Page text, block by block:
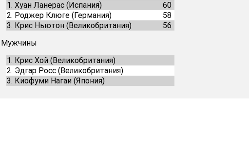
1. Хуан Ланерас (Испания)
60
2. Роджер Клюге (Германия)
58
3. Крис Ньютон (Великобритания)
56
Мужчины
1. Крис Хой (Великобритания)
2. Эдгар Росс (Великобритания)
3. Киофуми Нагаи (Япония)